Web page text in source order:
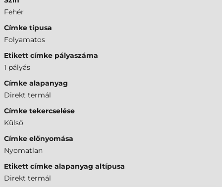
Fehér
Címke típusa
Folyamatos
Etikett címke pályaszáma
1 pályás
Címke alapanyag
Direkt termál
Címke tekercselése
Külső
Címke előnyomása
Nyomatlan
Etikett címke alapanyag altípusa
Direkt termál